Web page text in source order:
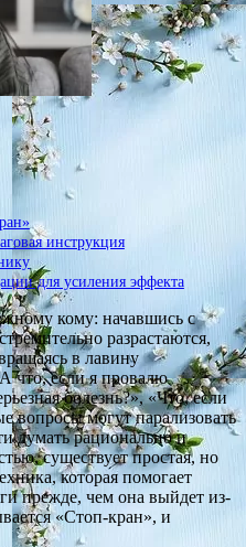
инструкция
для усиления эффекта
кому: начавшись с
разрастаются,
в лавину
что, если я провалю
болезнь?», «Что, если
вопросы могут парализовать
думать рационально и
существует простая, но
которая помогает
прежде, чем она выйдет из-
«Стоп-кран», и